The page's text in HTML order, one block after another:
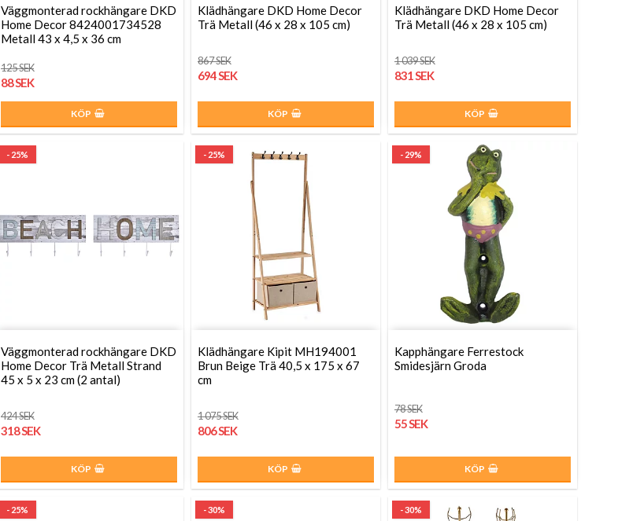
Väggmonterad rockhängare DKD
Home Decor 8424001734528
Metall 43 x 4,5 x 36 cm
125 SEK
88 SEK
KÖP
Klädhängare DKD Home Decor
Trä Metall (46 x 28 x 105 cm)
867 SEK
694 SEK
KÖP
Klädhängare DKD Home Decor
Trä Metall (46 x 28 x 105 cm)
1 039 SEK
831 SEK
KÖP
- 25%
Väggmonterad rockhängare DKD
Home Decor Trä Metall Strand
45 x 5 x 23 cm (2 antal)
424 SEK
318 SEK
KÖP
- 25%
Klädhängare Kipit MH194001
Brun Beige Trä 40,5 x 175 x 67
cm
1 075 SEK
806 SEK
KÖP
- 29%
Kapphängare Ferrestock
Smidesjärn Groda
78 SEK
55 SEK
KÖP
- 25% - 30% - 30%